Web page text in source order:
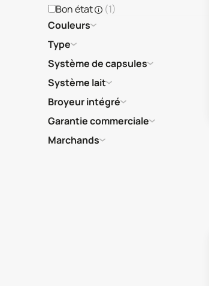
Bon état
(1)
Couleurs
Type
Système de capsules
Système lait
Broyeur intégré
Garantie commerciale
Marchands